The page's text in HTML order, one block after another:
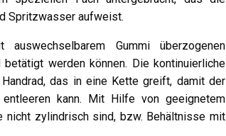
Spritzwasser aufweist.
Gummi überzogenen
werden können. Die kontinuierliche
das in eine Kette greift, damit der
kann. Mit Hilfe von geeignetem
nicht zylindrisch sind, bzw. Behältnisse mit